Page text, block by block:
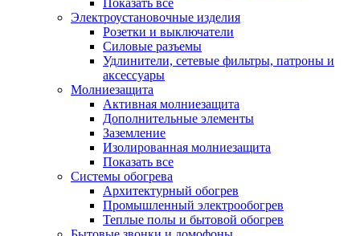
Показать все
Электроустановочные изделия
Розетки и выключатели
Силовые разъемы
Удлинители, сетевые фильтры, патроны и
аксессуары
Молниезащита
Активная молниезащита
Дополнительные элементы
Заземление
Изолированная молниезащита
Показать все
Системы обогрева
Архитектурный обогрев
Промышленный электрообогрев
Теплые полы и бытовой обогрев